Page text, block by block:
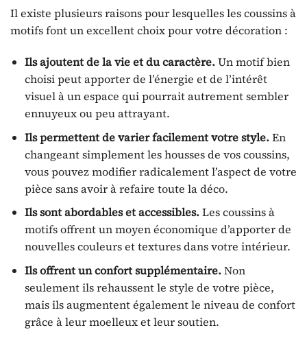
Il existe plusieurs raisons pour lesquelles les coussins à
motifs font un excellent choix pour votre décoration :
Ils ajoutent de la vie et du caractère.Un motif bien
choisi peut apporter de l’énergie et de l’intérêt
visuel à un espace qui pourrait autrement sembler
ennuyeux ou peu attrayant.
Ils permettent de varier facilement votre style.En
changeant simplement les housses de vos coussins,
vous pouvez modifier radicalement l’aspect de votre
pièce sans avoir à refaire toute la déco.
Ils sont abordables et accessibles.Les coussins à
motifs offrent un moyen économique d’apporter de
nouvelles couleurs et textures dans votre intérieur.
Ils offrent un confort supplémentaire.Non
seulement ils rehaussent le style de votre pièce,
mais ils augmentent également le niveau de confort
grâce à leur moelleux et leur soutien.